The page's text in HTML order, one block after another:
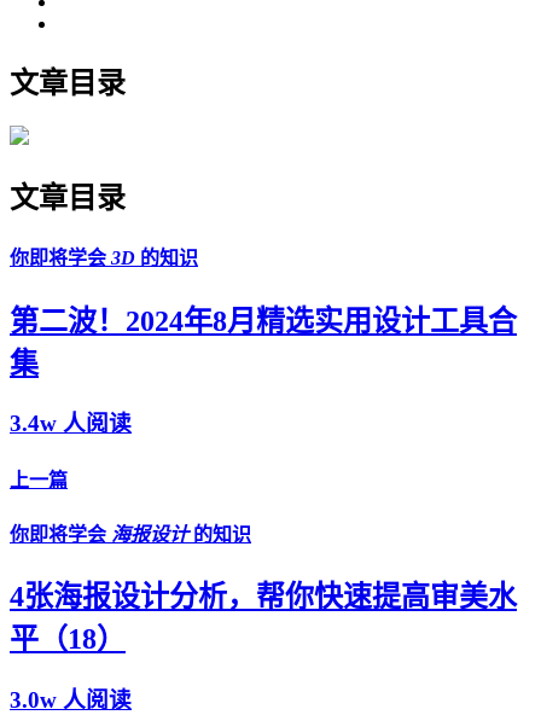
文章目录
文章目录
你即将学会 3D 的知识
第二波！2024年8月精选实用设计工具合
集
3.4w 人阅读
上一篇
你即将学会 海报设计的知识
4张海报设计分析，帮你快速提高审美水
平（18）
3.0w 人阅读